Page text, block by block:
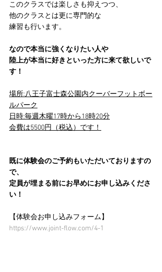
このクラスでは楽しさも抑えつつ、
他のクラスとは更に専門的な
練習も行います。
なので本当に強くなりたい人や
陸上が本当に好きといった方に来て欲しいで
す！
場所:八王子富士森公園内クーバーフットボー
ルパーク
日時:毎週木曜17時から18時20分
会費は5500円（税込）です！
既に体験会のご予約もいただいておりますの
で、
定員が埋まる前にお早めにお申し込みくださ
い！
【体験会お申し込みフォーム】
https://www.joint-flow.com/4-1